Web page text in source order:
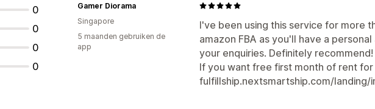
0
0
0
0
I've been using this service for more
amazon FBA as you'll have a
your enquiries. Definitely recommend!
If you want free first month of rent
fulfillship.nextsmartship.com/landing/
Gamer Diorama
Singapore
5 maanden gebruiken de
app